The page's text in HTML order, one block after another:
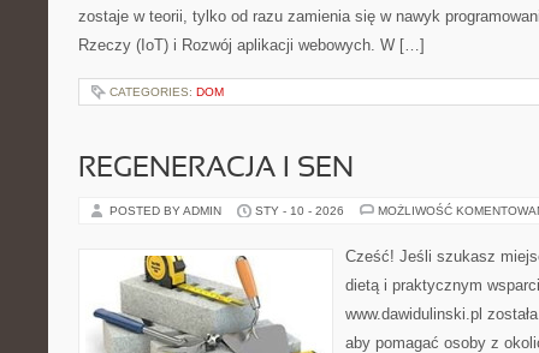
zostaje w teorii, tylko od razu zamienia się w nawyk
Rzeczy (IoT) i Rozwój aplikacji webowych. W […]
CATEGORIES: DOM
REGENERACJA I SEN
POSTED BY ADMIN STY - 10 - 2026 MOŻLIWOŚĆ
Cześć! Jeśli szukasz
dietą i praktycznym
www.dawidulinski.pl
aby pomagać osoby z